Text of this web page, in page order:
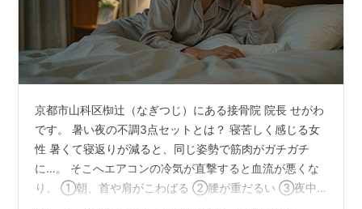
京都市山科区椥辻（なぎつじ）にある接骨院 院長 せがわ
です。 暑い夜の不調3点セットとは？ 寝苦しく感じる女
性 暑くて寝返りが減ると、同じ姿勢で筋肉がガチガチ
に…。 そこへエアコンの冷気が直撃すると血流が悪くな
り、 ①朝、首や肩がこわばる ②腰が重だるい ③夜中